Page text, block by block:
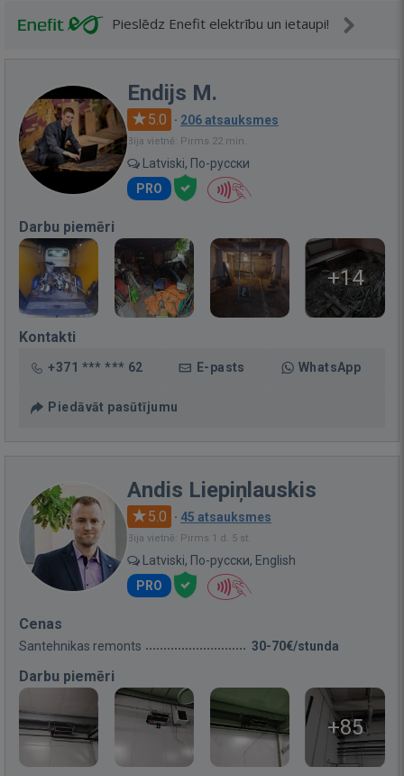
Pieslēdz Enefit elektrību un ietaupi!
Endijs M.
5.0 · 206 atsauksmes
Bija vietnē: Pirms 22 min.
Latviski, По-русски
PRO
Darbu piemēri
+14
Kontakti
+371 *** *** 62 E-pasts WhatsApp
Piedāvāt pasūtījumu
Andis Liepiņlauskis
5.0 · 45 atsauksmes
Bija vietnē: Pirms 1 d. 5 st.
Latviski, По-русски, English
PRO
Cenas
Santehnikas remonts 30-70€/stunda
Darbu piemēri
+85